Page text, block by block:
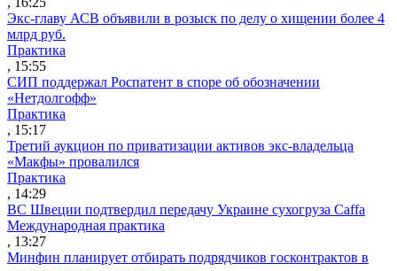
Экс-главу АСВ объявили в розыск по делу о хищении более 4
млрд руб.
Практика
, 15:55
СИП поддержал Роспатент в споре об обозначении
«Нетдолгофф»
Практика
, 15:17
Третий аукцион по приватизации активов экс-владельца
«Макфы» провалился
Практика
, 14:29
ВС Швеции подтвердил передачу Украине сухогруза Caffa
Международная практика
, 13:27
Минфин планирует отбирать подрядчиков госконтрактов в